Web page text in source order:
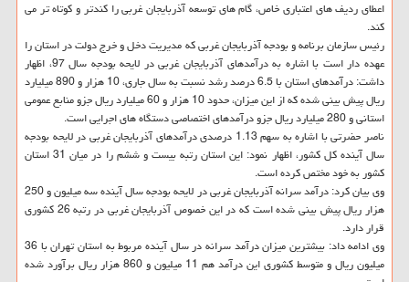
اعطای ردیف های اعتباری خاص، گام های توسعه آذربایجان غربی را كندتر و كوتاه تر می
كند.
رئیس سازمان برنامه و بودجه آذربایجان غربی كه مدیریت دخل و خرج دولت در استان را
عهده دار است با اشاره به درآمدهای آذربایجان غربی در لایحه بودجه سال 97، اظهار
داشت: درآمدهای استان با 6.5 درصد رشد نسبت به سال جاری، 10 هزار و 890 میلیارد
ریال پیش بینی شده كه از این میزان، حدود 10 هزار و 60 میلیارد ریال جزو منابع عمومی
استانی و 280 میلیارد ریال جزو درآمدهای اختصاصی دستگاه های اجرایی است.
ناصر حضرتی با اشاره به سهم 1.13 درصدی درآمدهای آذربایجان غربی در لایحه بودجه
سال آینده كل كشور، اظهار نمود: این استان رتبه بیست و ششم را در میان 31 استان
كشور به خود مختص كرده است.
وی بیان كرد: درآمد سرانه آذربایجان غربی در لایحه بودجه سال آینده سه میلیون و 250
هزار ریال پیش بینی شده است كه در این خصوص آذربایجان غربی در رتبه 26 كشوری
قرار دارد.
وی ادامه داد: بیشترین میزان درآمد سرانه در سال آینده مربوط به استان تهران با 36
میلیون ریال و متوسط كشوری این درآمد هم 11 میلیون و 860 هزار ریال برآورد شده